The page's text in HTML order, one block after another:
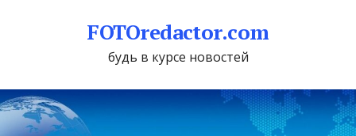
FOTOredactor.com
будь в курсе новостей